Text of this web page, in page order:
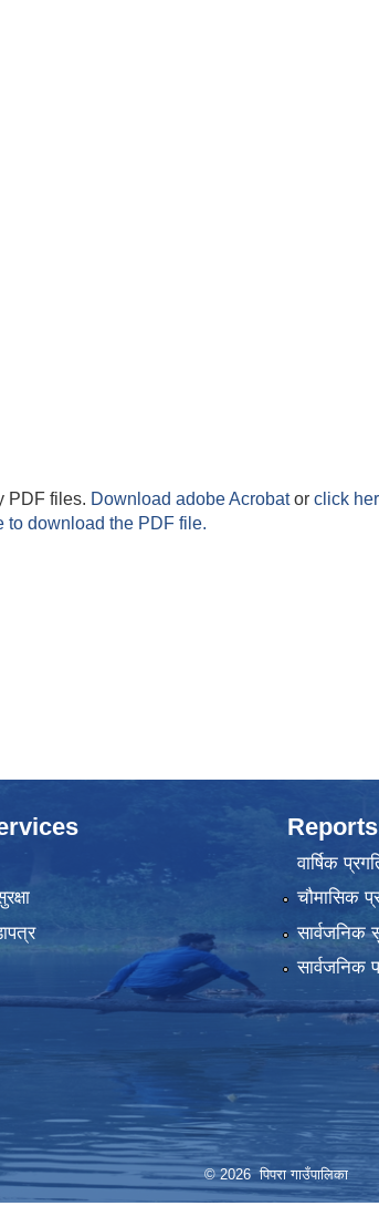
PDF files. Download adobe Acrobator click
to download the PDF file.
Reports
वार्षिक
चौमासिक
सार्वजनिक
सार्वजनिक
© 2026 पिपरा गाउँपालिका